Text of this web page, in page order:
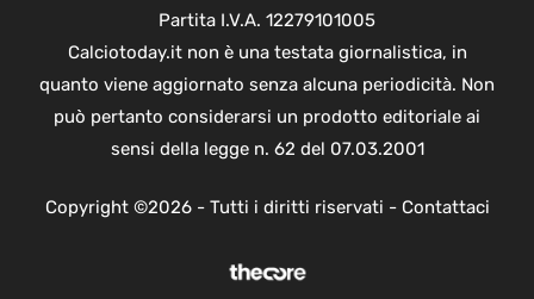
Partita I.V.A. 12279101005
Calciotoday.it non è una testata giornalistica, in
quanto viene aggiornato senza alcuna periodicità. Non
può pertanto considerarsi un prodotto editoriale ai
sensi della legge n. 62 del 07.03.2001
Copyright ©2026 - Tutti i diritti riservati - Contattaci